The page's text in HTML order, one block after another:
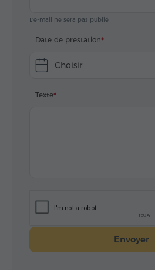
L'e-mail ne sera pas publié
Date de prestation
Choisir
Texte
Envoyer